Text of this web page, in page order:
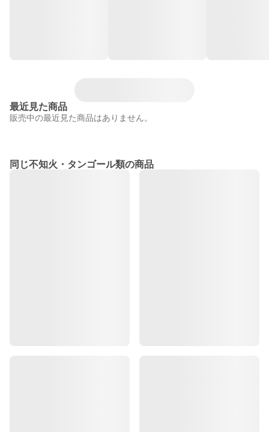
最近見た商品
販売中の最近見た商品はありません。
同じ不知火・タンゴール類の商品